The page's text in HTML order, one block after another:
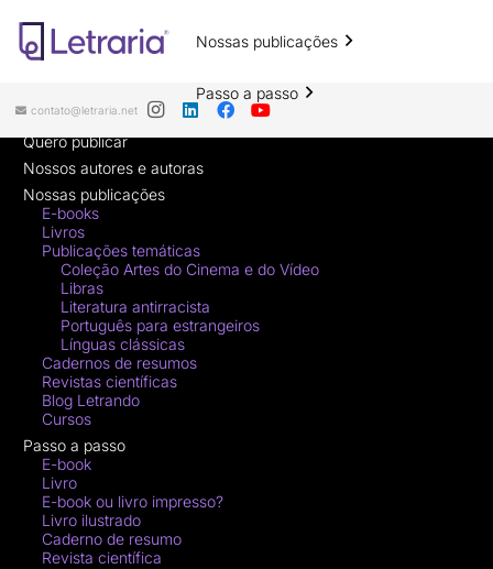
Nossas publicações
Passo a passo
contato@letraria.net
Início
Quero publicar
Nossos autores e autoras
Nossas publicações
E-books
Livros
Publicações temáticas
Coleção Artes do Cinema e do Vídeo
Libras
Literatura antirracista
Português para estrangeiros
Línguas clássicas
Cadernos de resumos
Revistas científicas
Blog Letrando
Cursos
Passo a passo
E-book
Livro
E-book ou livro impresso?
Livro ilustrado
Caderno de resumo
Revista científica